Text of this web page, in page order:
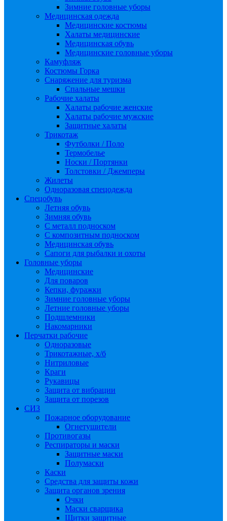
Зимние головные уборы
Медицинская одежда
Медицинские костюмы
Халаты медицинские
Медицинская обувь
Медицинские головные уборы
Камуфляж
Костюмы Горка
Снаряжение для туризма
Спальные мешки
Рабочие халаты
Халаты рабочие женские
Халаты рабочие мужские
Защитные халаты
Трикотаж
Футболки / Поло
Термобелье
Носки / Портянки
Толстовки / Джемперы
Жилеты
Одноразовая спецодежда
Спецобувь
Летняя обувь
Зимняя обувь
С металл подноском
С композитным подноском
Медицинская обувь
Сапоги для рыбалки и охоты
Головные уборы
Медицинские
Для поваров
Кепки, фуражки
Зимние головные уборы
Летние головные уборы
Подшлемники
Накомарники
Перчатки рабочие
Одноразовые
Трикотажные, х/б
Нитриловые
Краги
Рукавицы
Защита от вибрации
Защита от порезов
СИЗ
Пожарное оборудование
Огнетушители
Противогазы
Респираторы и маски
Защитные маски
Полумаски
Каски
Средства для защиты кожи
Защита органов зрения
Очки
Маски сварщика
Щитки защитные